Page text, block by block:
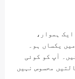
ہموار،
یکساں ہو۔
آپ کو کوئی
محسوس نہیں